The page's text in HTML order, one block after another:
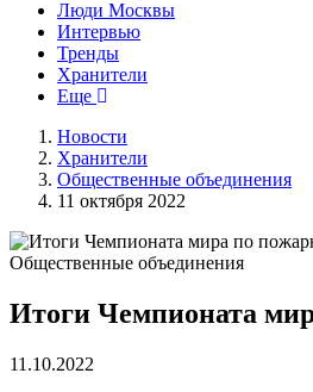
Люди Москвы
Интервью
Тренды
Хранители
Еще
Новости
Хранители
Общественные объединения
11 октября 2022
Общественные объединения
Итоги Чемпионата
11.10.2022